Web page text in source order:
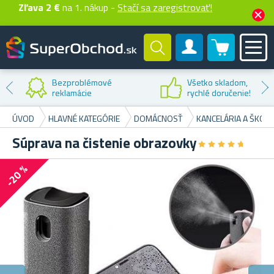
Zľava 2 € na 1. nákup - Stačí sa zaregistrovať!
Zákaznícky účet
0 produktů
Zľava na
prvý nákup
ÚVOD HLAVNÉ KATEGÓRIE DOMÁCNOSŤ KANCELÁRIA A ŠKOLA
Súprava na čistenie obrazovky★★★★★
★★★★★
-20 %